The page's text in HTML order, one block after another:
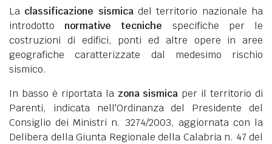
La classificazione sismicadel territorio nazionale ha
introdotto normative tecniche specifiche per le
costruzioni di edifici, ponti ed altre opere in aree
geografiche caratterizzate dal medesimo rischio
sismico.
In basso è riportata la zona sismica per il territorio di
Parenti, indicata nell'Ordinanza del Presidente del
Consiglio dei Ministri n. 3274/2003, aggiornata con la
Delibera della Giunta Regionale della Calabria n. 47 del